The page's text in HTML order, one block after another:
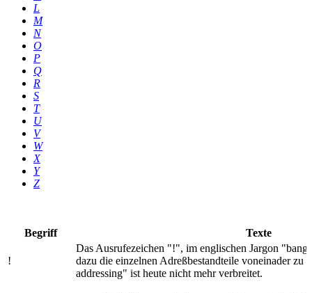
L
M
N
O
P
Q
R
S
T
U
V
W
X
Y
Z
Begriff Texte
!
Das Ausrufezeichen "!", im englischen Jargon
dazu die einzelnen Adreßbestandteile voneinader zu
addressing" ist heute nicht mehr verbreitet.